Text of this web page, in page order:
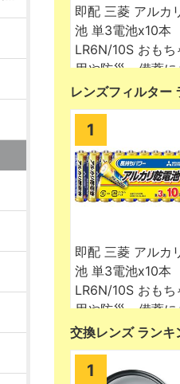
レンズフィルター
交換レンズ ランキ